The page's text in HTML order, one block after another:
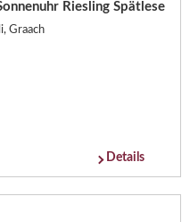
Riesling Spätlese
Graach
Details